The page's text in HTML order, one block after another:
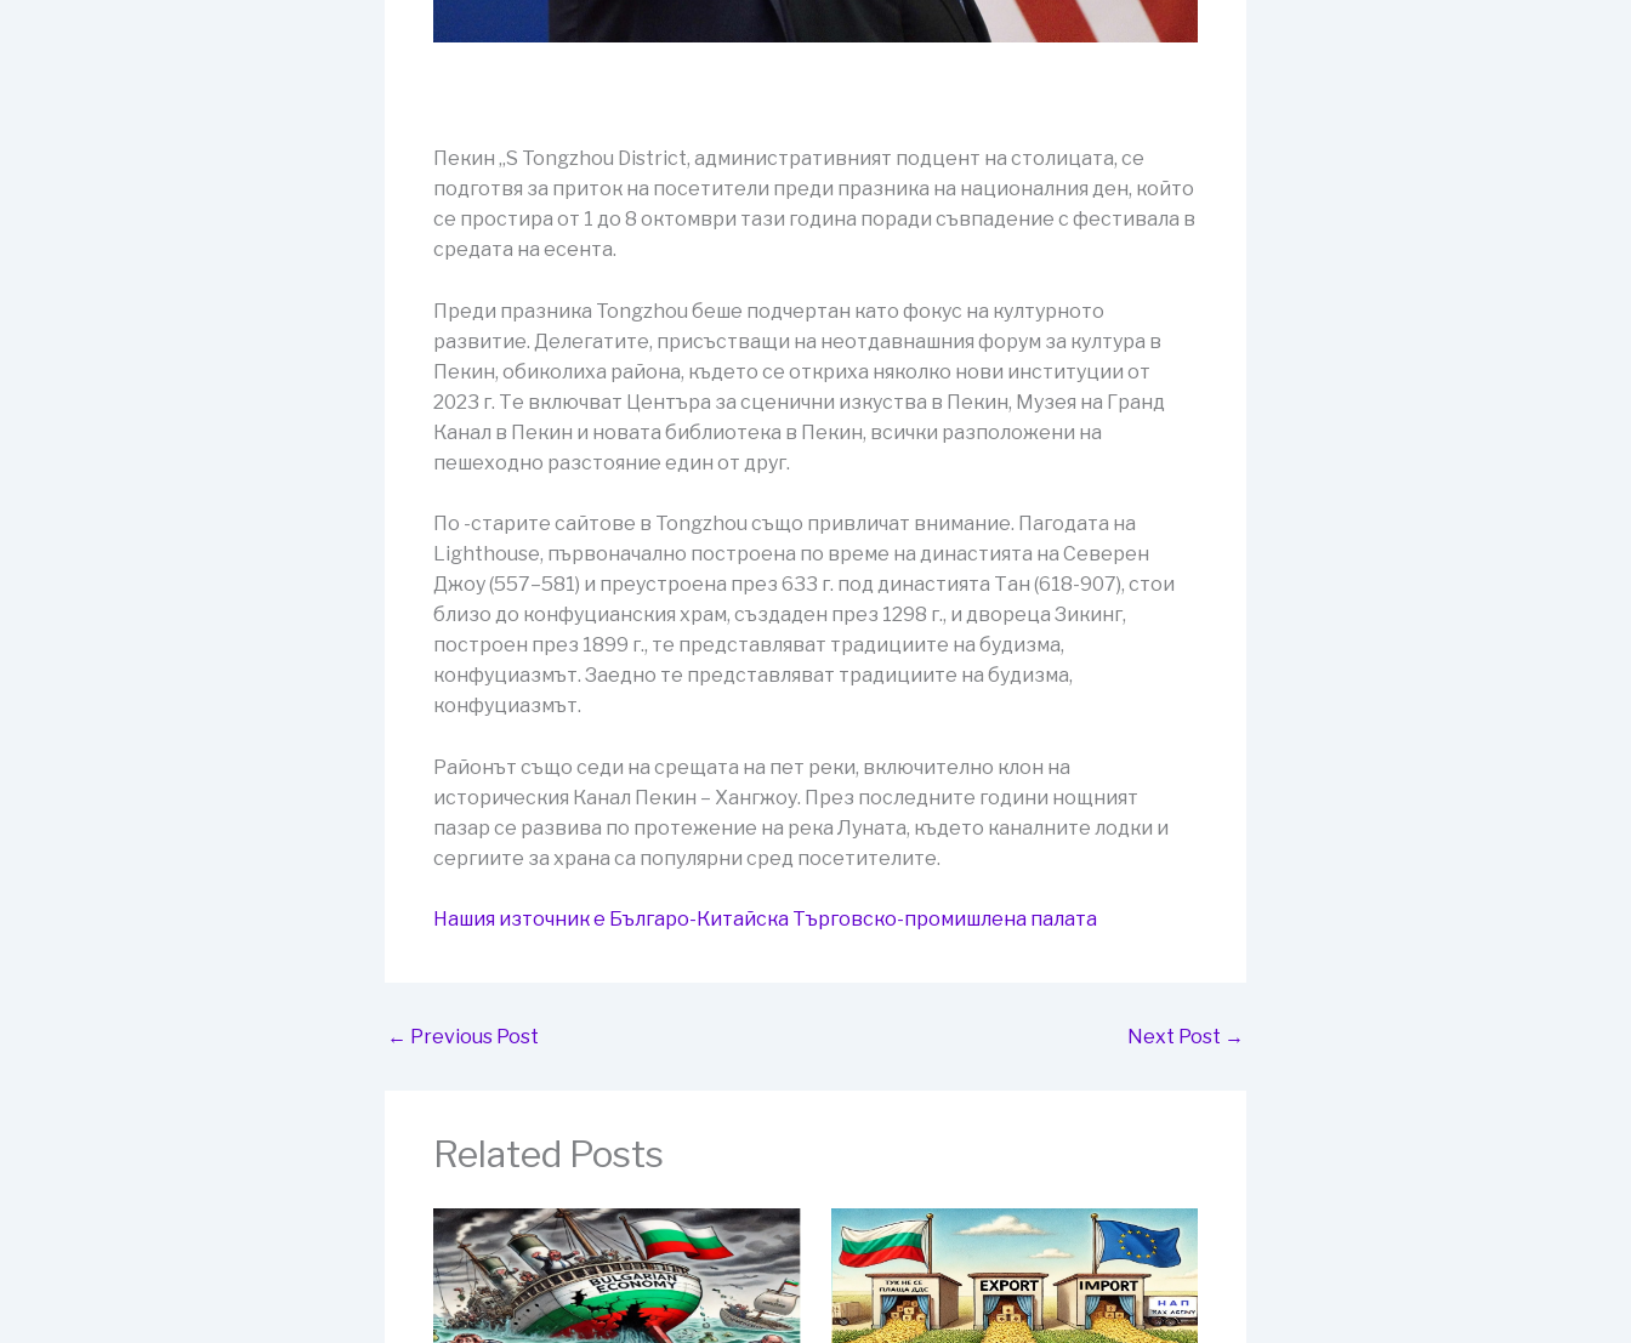
Пекин „S Tongzhou District, административният подцент на столицата, се
подготвя за приток на посетители преди празника на националния ден, който
се простира от 1 до 8 октомври тази година поради съвпадение с фестивала в
средата на есента.
Преди празника Tongzhou беше подчертан като фокус на културното
развитие. Делегатите, присъстващи на неотдавнашния форум за култура в
Пекин, обиколиха района, където се откриха няколко нови институции от
2023 г. Те включват Центъра за сценични изкуства в Пекин, Музея на Гранд
Канал в Пекин и новата библиотека в Пекин, всички разположени на
пешеходно разстояние един от друг.
По -старите сайтове в Tongzhou също привличат внимание. Пагодата на
Lighthouse, първоначално построена по време на династията на Северен
Джоу (557–581) и преустроена през 633 г. под династията Тан (618-907), стои
близо до конфуцианския храм, създаден през 1298 г., и двореца Зикинг,
построен през 1899 г., те представляват традициите на будизма,
конфуциазмът. Заедно те представляват традициите на будизма,
конфуциазмът.
Районът също седи на срещата на пет реки, включително клон на
историческия Канал Пекин – Хангжоу. През последните години нощният
пазар се развива по протежение на река Луната, където каналните лодки и
сергиите за храна са популярни сред посетителите.
Нашия източник е Българо-Китайска Търговско-промишлена палaта
← Previous Post Next Post →
Related Posts